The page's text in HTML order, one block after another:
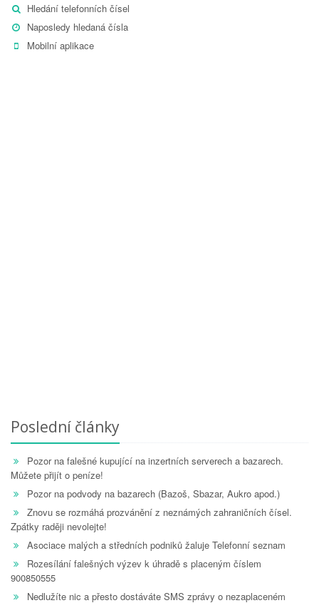
Hledání telefonních čísel
Naposledy hledaná čísla
Mobilní aplikace
Poslední články
Pozor na falešné kupující na inzertních serverech a bazarech.
Můžete přijít o peníze!
Pozor na podvody na bazarech (Bazoš, Sbazar, Aukro apod.)
Znovu se rozmáhá prozvánění z neznámých zahraničních čísel.
Zpátky raději nevolejte!
Asociace malých a středních podniků žaluje Telefonní seznam
Rozesílání falešných výzev k úhradě s placeným číslem
900850555
Nedlužíte nic a přesto dostáváte SMS zprávy o nezaplaceném